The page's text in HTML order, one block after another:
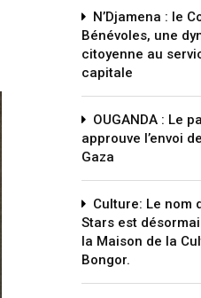
N’Djamena : le
Bénévoles, une
citoyenne au
capitale
OUGANDA : Le
approuve l’envoi
Gaza
Culture: Le nom
Stars est
la Maison de la
Bongor.